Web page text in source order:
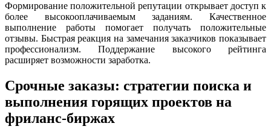
Формирование положительной репутации открывает доступ к
более высокооплачиваемым заданиям. Качественное
выполнение работы помогает получать положительные
отзывы. Быстрая реакция на замечания заказчиков показывает
профессионализм. Поддержание высокого рейтинга
расширяет возможности заработка.
Срочные заказы: стратегии поиска и
выполнения горящих проектов на
фриланс-биржах